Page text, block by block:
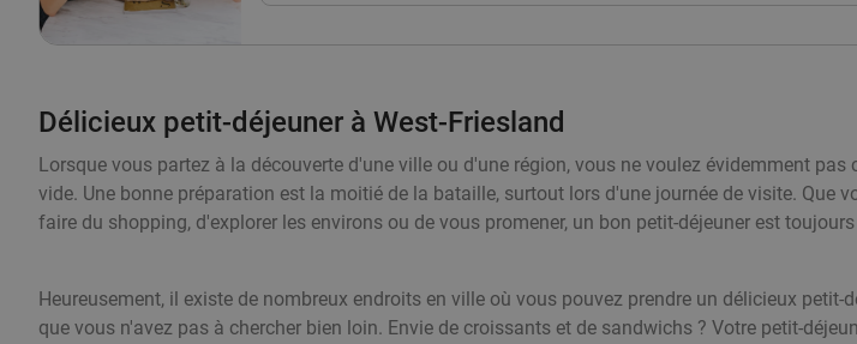
Délicieux petit-déjeuner à West-Friesland
Lorsque vous partez à la découverte d'une ville ou d'une région, vous ne voulez évidemment pas
vide. Une bonne préparation est la moitié de la bataille, surtout lors d'une journée de visite. Que
faire du shopping, d'explorer les environs ou de vous promener, un bon petit-déjeuner est
Heureusement, il existe de nombreux endroits en ville où vous pouvez prendre un délicieux
que vous n'avez pas à chercher bien loin. Envie de croissants et de sandwichs ? Votre petit-